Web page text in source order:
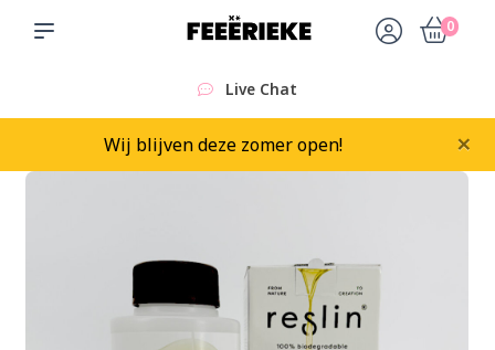
0
Live Chat
Wij blijven deze zomer open! ×